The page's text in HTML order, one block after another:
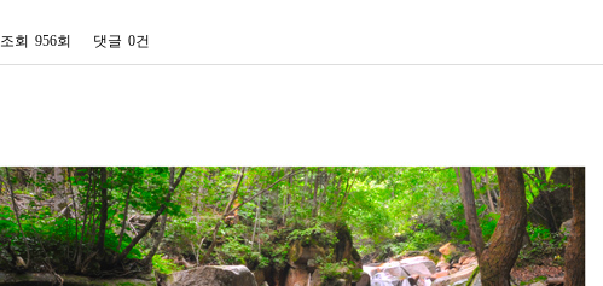
조회 956회 댓글 0건